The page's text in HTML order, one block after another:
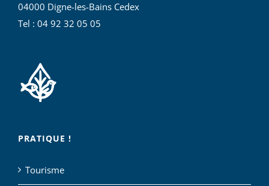
04000 Digne-les-Bains Cedex
Tel : 04 92 32 05 05
PRATIQUE !
Tourisme